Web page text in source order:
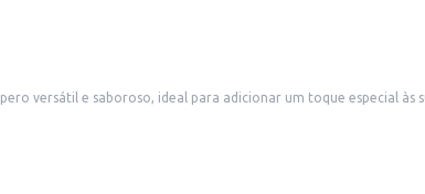
versátil e saboroso, ideal para adicionar um toque especial